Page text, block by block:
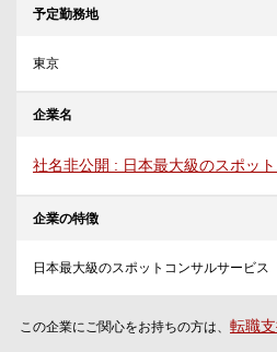
予定勤務地
東京
企業名
社名非公開 : 日本最大級のスポッ
企業の特徴
日本最大級のスポットコンサルサービス
この企業にご関心をお持ちの方は、 転職